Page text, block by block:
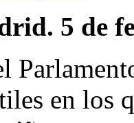
5 de
en los